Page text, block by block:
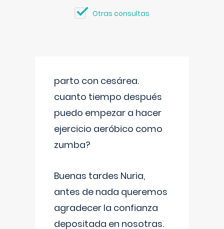
Otras consultas
parto con cesárea.
cuanto tiempo después
puedo empezar a hacer
ejercicio aeróbico como
zumba?
Buenas tardes Nuria,
antes de nada queremos
agradecer la confianza
depositada en nosotras.